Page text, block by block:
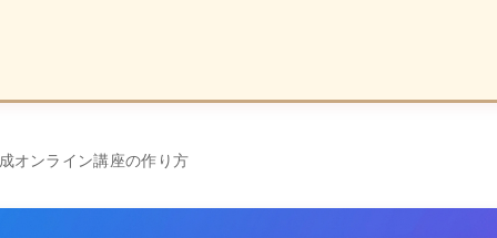
オンライン講座の作り方